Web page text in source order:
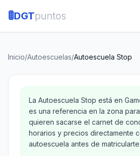
🚦DGTpuntos
Inicio/Autoescuelas/Autoescuela Stop
La Autoescuela Stop está en
es una referencia en la zona
quieren sacarse el carnet de
horarios y precios directamente
autoescuela antes de matricularte.